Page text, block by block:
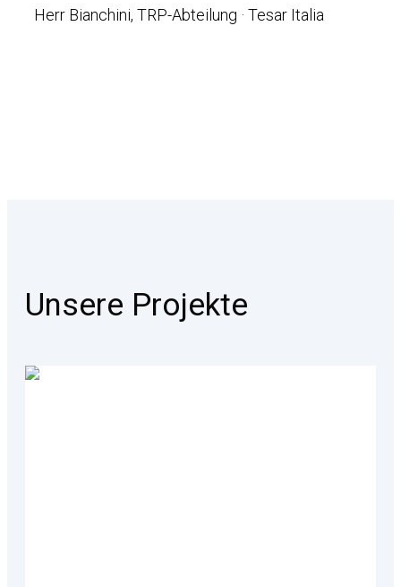
Herr Bianchini, TRP-Abteilung · Tesar Italia
Unsere Projekte